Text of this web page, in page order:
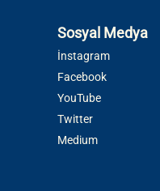
Sosyal Medya
İnstagram
Facebook
YouTube
Twitter
Medium